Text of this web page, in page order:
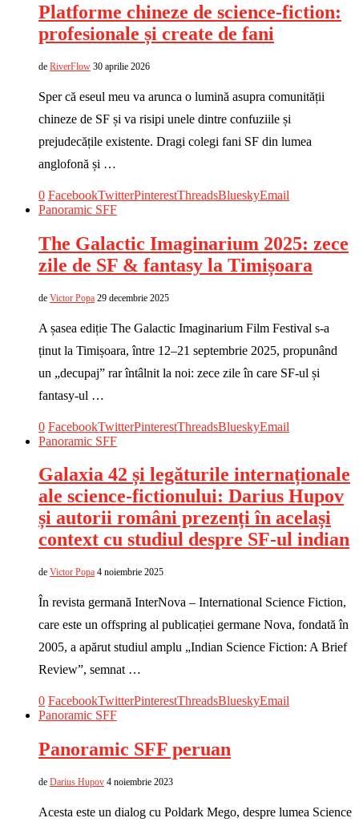
Platforme chineze de science-fiction:
profesionale și create de fani
de RiverFlow 30 aprilie 2026
Sper că eseul meu va arunca o lumină asupra comunității
chineze de SF și va risipi unele dintre confuziile și
prejudecățile existente. Dragi colegi fani SF din lumea
anglofonă și …
0 FacebookTwitterPinterestThreadsBlueskyEmail
Panoramic SFF
The Galactic Imaginarium 2025: zece
zile de SF & fantasy la Timișoara
de Victor Popa 29 decembrie 2025
A șasea ediție The Galactic Imaginarium Film Festival s-a
ținut la Timișoara, între 12–21 septembrie 2025, propunând
un „decupaj” rar întâlnit la noi: zece zile în care SF-ul și
fantasy-ul …
0 FacebookTwitterPinterestThreadsBlueskyEmail
Panoramic SFF
Galaxia 42 și legăturile internaționale
ale science-fictionului: Darius Hupov
și autorii români prezenți în același
context cu studiul despre SF-ul indian
de Victor Popa 4 noiembrie 2025
În revista germană InterNova – International Science Fiction,
care este un offspring al publicației germane Nova, fondată în
2005, a apărut studiul amplu „Indian Science Fiction: A Brief
Review”, semnat …
0 FacebookTwitterPinterestThreadsBlueskyEmail
Panoramic SFF
Panoramic SFF peruan
de Darius Hupov 4 noiembrie 2023
Acesta este un dialog cu Poldark Mego, despre lumea Science